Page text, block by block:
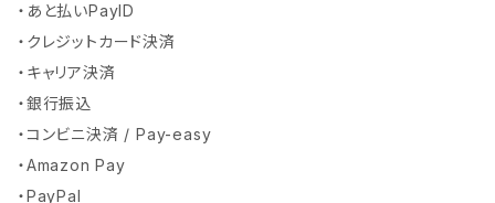
・あと払いPayID
・クレジットカード決済
・キャリア決済
・銀行振込
・コンビニ決済 / Pay-easy
・Amazon Pay
・PayPal